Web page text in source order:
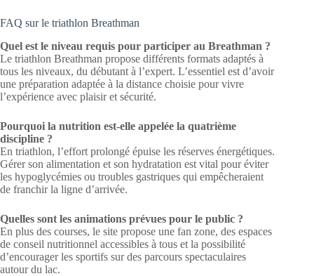
FAQ sur le triathlon Breathman
Quel est le niveau requis pour participer au Breathman ?
Le triathlon Breathman propose différents formats adaptés à
tous les niveaux, du débutant à l’expert. L’essentiel est d’avoir
une préparation adaptée à la distance choisie pour vivre
l’expérience avec plaisir et sécurité.
Pourquoi la nutrition est-elle appelée la quatrième
discipline ?
En triathlon, l’effort prolongé épuise les réserves énergétiques.
Gérer son alimentation et son hydratation est vital pour éviter
les hypoglycémies ou troubles gastriques qui empêcheraient
de franchir la ligne d’arrivée.
Quelles sont les animations prévues pour le public ?
En plus des courses, le site propose une fan zone, des espaces
de conseil nutritionnel accessibles à tous et la possibilité
d’encourager les sportifs sur des parcours spectaculaires
autour du lac.